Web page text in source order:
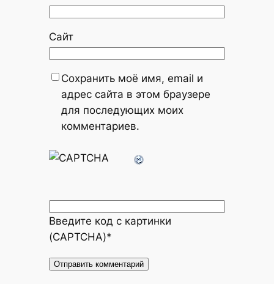
Сайт
Сохранить моё имя, email и
адрес сайта в этом браузере
для последующих моих
комментариев.
Введите код с картинки
(CAPTCHA)*